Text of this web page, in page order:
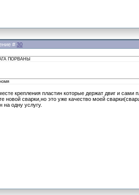
#30
ПОРВАНЫ
крепления пластин которые держат двиг и сами
новой сварки,но это уже качество моей
на одну услугу.